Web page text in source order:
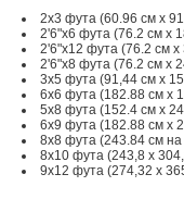
2x3 фута (60.96 см x
2'6"x6 фута (76.2 см x
2'6"x12 фута (76.2 см x
2'6"x8 фута (76.2 см x
3x5 фута (91,44 см х
6x6 фута (182.88 см x
5x8 фута (152.4 см x
6x9 фута (182.88 см x
8x8 фута (243.84 см
8x10 фута (243,8 x
9x12 фута (274,32 x